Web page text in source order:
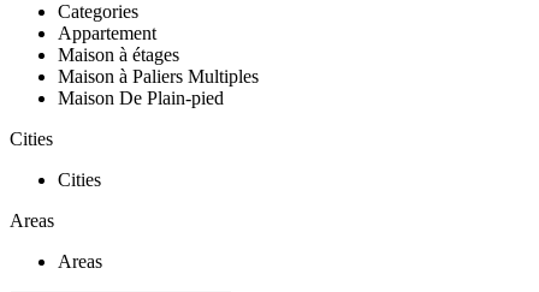
Categories
Appartement
Maison à étages
Maison à Paliers Multiples
Maison De Plain-pied
Cities
Cities
Areas
Areas